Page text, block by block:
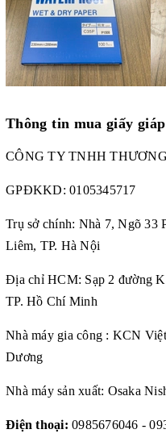
Thông tin mua giấy
CÔNG TY TNHH
GPĐKKD: 0105345717
Trụ sở chính: Nhà 7, Ngõ 33
Liêm, TP. Hà Nội
Địa chỉ HCM: Sạp 2 đường
TP. Hồ Chí Minh
Nhà máy gia công : KCN
Dương
Nhà máy sản xuất: Osaka
Điện thoại: 0985676046 -